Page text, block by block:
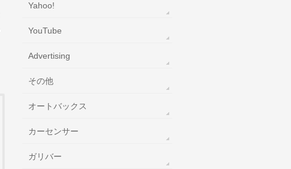
Yahoo!
YouTube
‎Advertising
その他
オートバックス
カーセンサー
ガリバー